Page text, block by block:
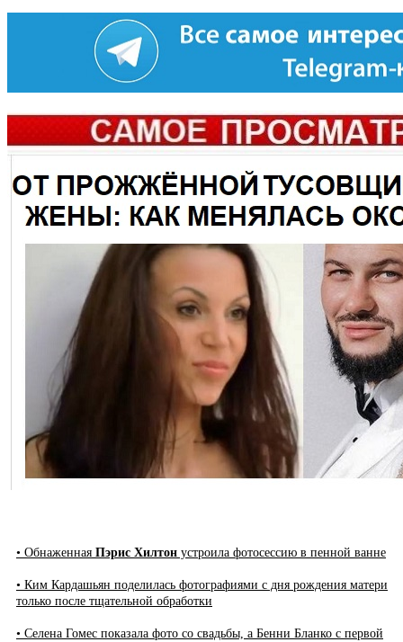
• Обнаженная Пэрис Хилтон устроила фотосессию в пенной ванне
• Ким Кардашьян поделилась фотографиями с дня рождения матери
только после тщательной обработки
• Селена Гомес показала фото со свадьбы, а Бенни Бланко с первой